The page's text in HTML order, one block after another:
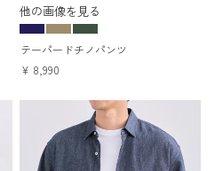
他の画像を見る
テーパードチノパンツ
¥ 8,990